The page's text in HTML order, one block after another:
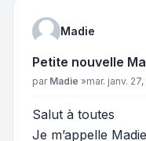
Madie
Petite nouvelle
Message
par Madie »mar. janv.
Salut à toutes
Je m’appelle